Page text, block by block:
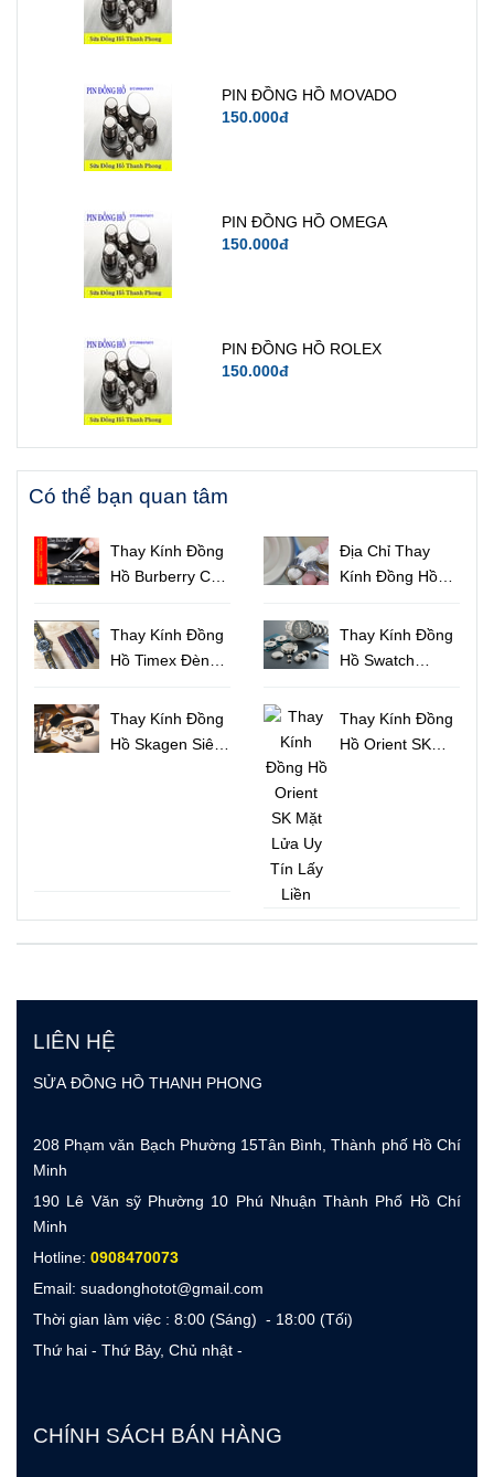
PIN ĐỒNG HỒ MOVADO
150.000đ
PIN ĐỒNG HỒ OMEGA
150.000đ
PIN ĐỒNG HỒ ROLEX
150.000đ
Có thể bạn quan tâm
Thay Kính Đồng
Hồ Burberry Cao
Sọc Độc Đáo
Địa Chỉ Thay
Kính Đồng Hồ
Lượng Tại
TPHCM
Thay Kính Đồng
Hồ Timex Đèn
Lấy Liền
Thay Kính Đồng
Hồ Swatch
Liền TPHCM
Thay Kính Đồng
Hồ Skagen Siêu
Thay Kính Đồng
Hồ Orient SK
LIÊN HỆ
SỬA ĐỒNG HỒ THANH PHONG
208 Phạm văn Bạch Phường 15Tân Bình, Thành phố Hồ Chí
Minh
190 Lê Văn sỹ Phường 10 Phú Nhuận Thành Phố Hồ Chí
Minh
Hotline: 0908470073
Email: suadonghotot@gmail.com
Thời gian làm việc : 8:00 (Sáng) - 18:00 (Tối)
Thứ hai - Thứ Bảy, Chủ nhật -
CHÍNH SÁCH BÁN HÀNG